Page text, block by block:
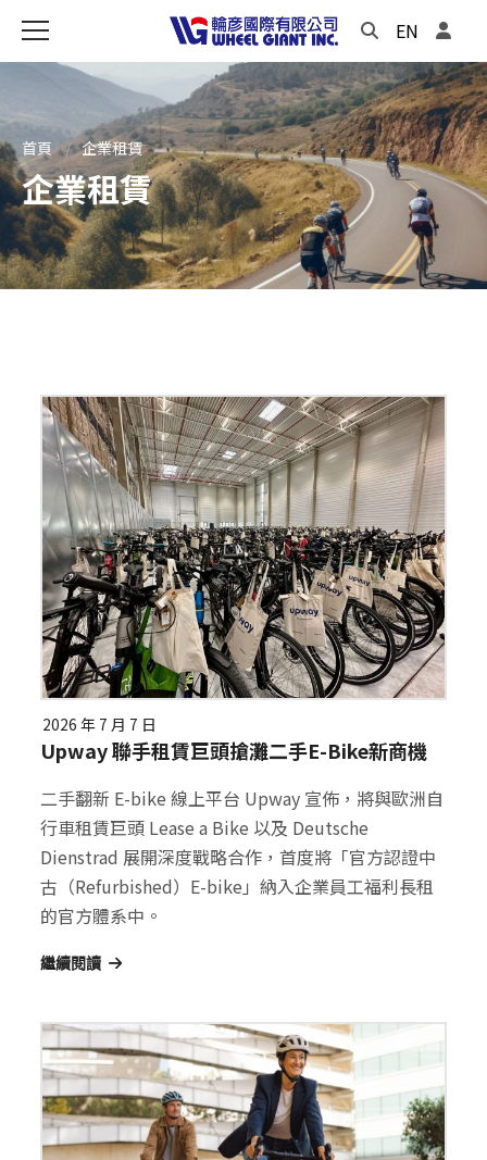
EN
首頁 企業租賃
企業租賃
2026 年 7 月 7 日
Upway 聯手租賃巨頭搶灘二手E-Bike新商機
二手翻新 E-bike 線上平台 Upway 宣佈，將與歐洲自
行車租賃巨頭 Lease a Bike 以及 Deutsche
Dienstrad 展開深度戰略合作，首度將「官方認證中
古（Refurbished）E-bike」納入企業員工福利長租
的官方體系中。
繼續閱讀